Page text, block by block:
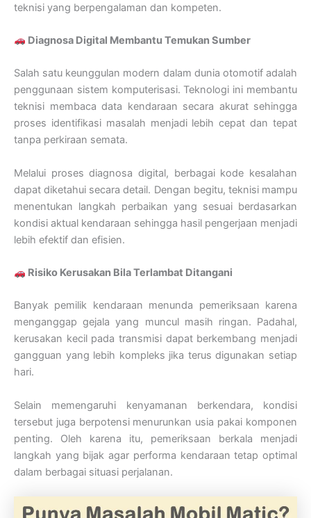
teknisi yang berpengalaman dan kompeten.
Diagnosa Digital Membantu Temukan Sumber
Salah satu keunggulan modern dalam dunia otomotif adalah
penggunaan sistem komputerisasi. Teknologi ini membantu
teknisi membaca data kendaraan secara akurat sehingga
proses identifikasi masalah menjadi lebih cepat dan tepat
tanpa perkiraan semata.
Melalui proses diagnosa digital, berbagai kode kesalahan
dapat diketahui secara detail. Dengan begitu, teknisi mampu
menentukan langkah perbaikan yang sesuai berdasarkan
kondisi aktual kendaraan sehingga hasil pengerjaan menjadi
lebih efektif dan efisien.
Risiko Kerusakan Bila Terlambat Ditangani
Banyak pemilik kendaraan menunda pemeriksaan karena
menganggap gejala yang muncul masih ringan. Padahal,
kerusakan kecil pada transmisi dapat berkembang menjadi
gangguan yang lebih kompleks jika terus digunakan setiap
hari.
Selain memengaruhi kenyamanan berkendara, kondisi
tersebut juga berpotensi menurunkan usia pakai komponen
penting. Oleh karena itu, pemeriksaan berkala menjadi
langkah yang bijak agar performa kendaraan tetap optimal
dalam berbagai situasi perjalanan.